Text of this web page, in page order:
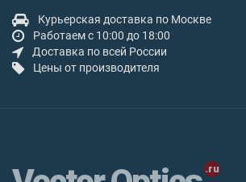
Курьерская доставка по Москве
Работаем с 10:00 до 18:00
Доставка по всей России
Цены от производителя